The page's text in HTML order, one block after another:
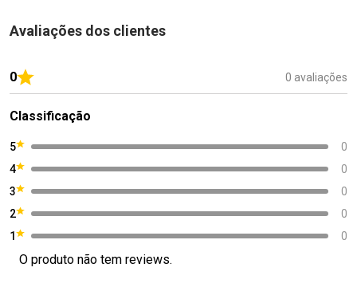
Avaliações dos clientes
0 0 avaliações
Classificação
5
0
4
0
3
0
2
0
1
0
O produto não tem reviews.